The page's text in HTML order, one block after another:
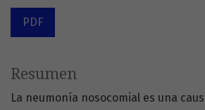
PDF
Resumen
La neumonía nosocomial es una